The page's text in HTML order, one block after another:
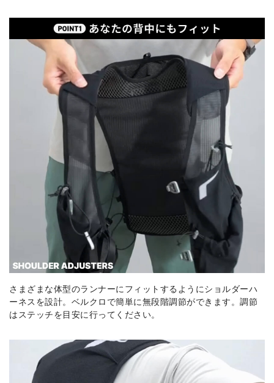
さまざまな体型のランナーにフィットするようにショルダーハ
ーネスを設計。ベルクロで簡単に無段階調節ができます。調節
はステッチを目安に行ってください。